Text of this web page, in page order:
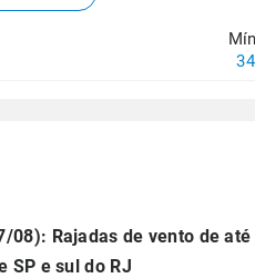
08): Rajadas de vento de
SP e sul do RJ